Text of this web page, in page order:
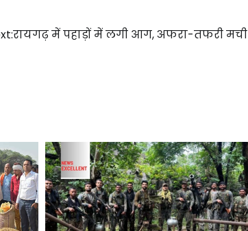
रायगढ़ में पहाड़ों में लगी आग, अफरा-तफरी मची